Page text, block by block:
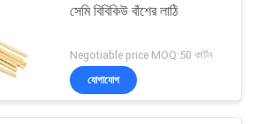
সেমি বিবিকিউ বাঁশের লাঠি
Negotiable price MOQ:50 কার্টন
যোগাযোগ